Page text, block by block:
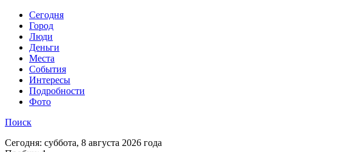
Cегодня
Город
Люди
Деньги
Места
События
Интересы
Подробности
Фото
Поиск
Сегодня: суббота, 8 августа 2026 года